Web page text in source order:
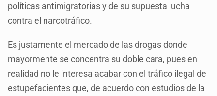
políticas antimigratorias y de su supuesta lucha
contra el narcotráfico.
Es justamente el mercado de las drogas donde
mayormente se concentra su doble cara, pues en
realidad no le interesa acabar con el tráfico ilegal de
estupefacientes que, de acuerdo con estudios de la